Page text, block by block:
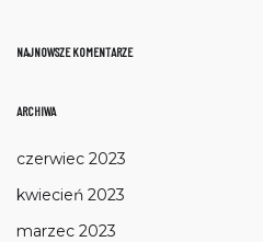
NAJNOWSZE KOMENTARZE
ARCHIWA
czerwiec 2023
kwiecień 2023
marzec 2023